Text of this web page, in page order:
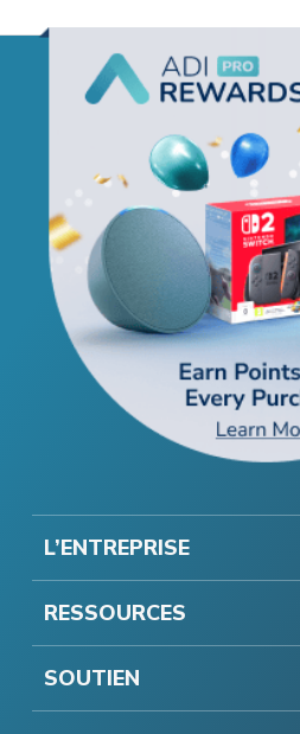
L’ENTREPRISE
RESSOURCES
SOUTIEN